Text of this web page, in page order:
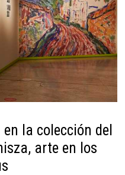
la colección del
arte en los